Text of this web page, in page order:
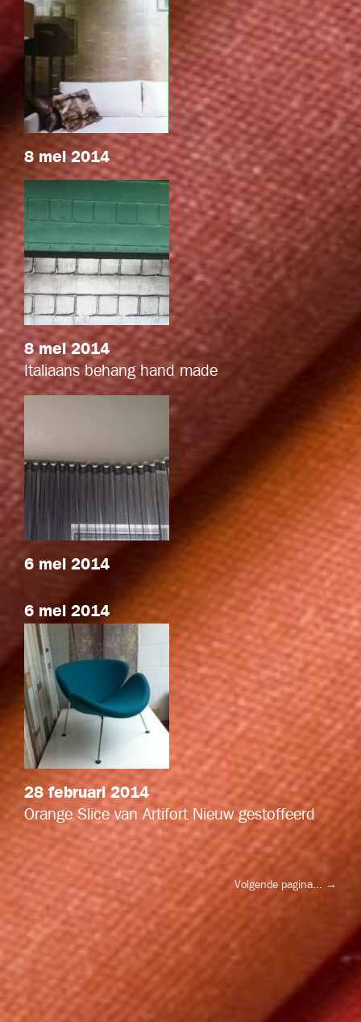
8 mei 2014
8 mei 2014
Italiaans behang hand made
6 mei 2014
6 mei 2014
28 februari 2014
Orange Slice van Artifort Nieuw gestoffeerd
Volgende pagina... →